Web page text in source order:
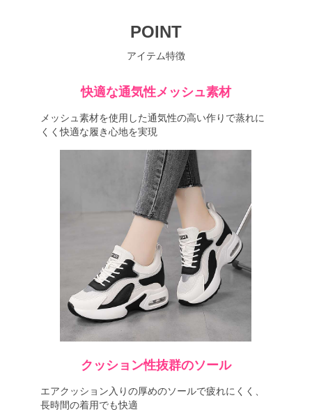
POINT
アイテム特徴
快適な通気性メッシュ素材
メッシュ素材を使用した通気性の高い作りで蒸れに
くく快適な履き心地を実現
クッション性抜群のソール
エアクッション入りの厚めのソールで疲れにくく、
長時間の着用でも快適